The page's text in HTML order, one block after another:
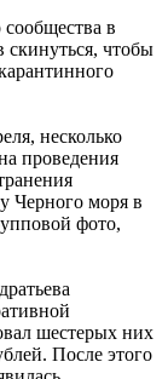
в
чтобы
несколько
проведения
Черного моря в
фото,
шестерых них
После этого